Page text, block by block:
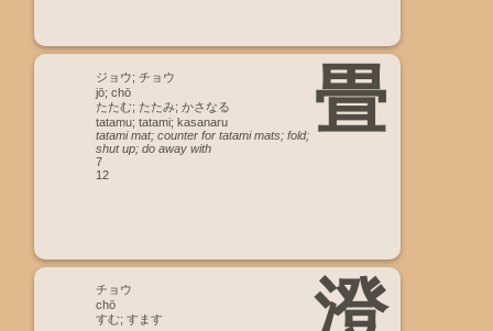
畳
ジョウ; チョウ
jō; chō
たたむ; たたみ; かさなる
tatamu; tatami; kasanaru
tatami mat; counter for tatami mats; fold;
shut up; do away with
7
12
澄
チョウ
chō
すむ; すます